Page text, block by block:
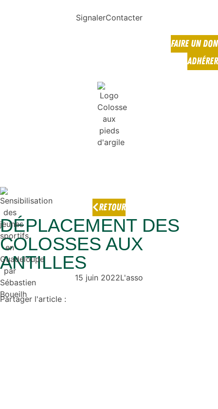
SignalerContacter
FAIRE UN DON
ADHÉRER
RETOUR
DÉPLACEMENT DES
COLOSSES AUX
ANTILLES
15 juin 2022L'asso
Partager l'article :